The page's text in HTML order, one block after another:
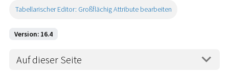
Tabellarischer Editor: Großflächig Attribute bearbeiten
Version: 16.4
Auf dieser Seite